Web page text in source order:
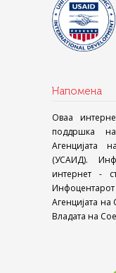
Напомена
Оваа
поддршка
Агенцијата
(УСАИД).
интернет -
Агенцијата
Владата на